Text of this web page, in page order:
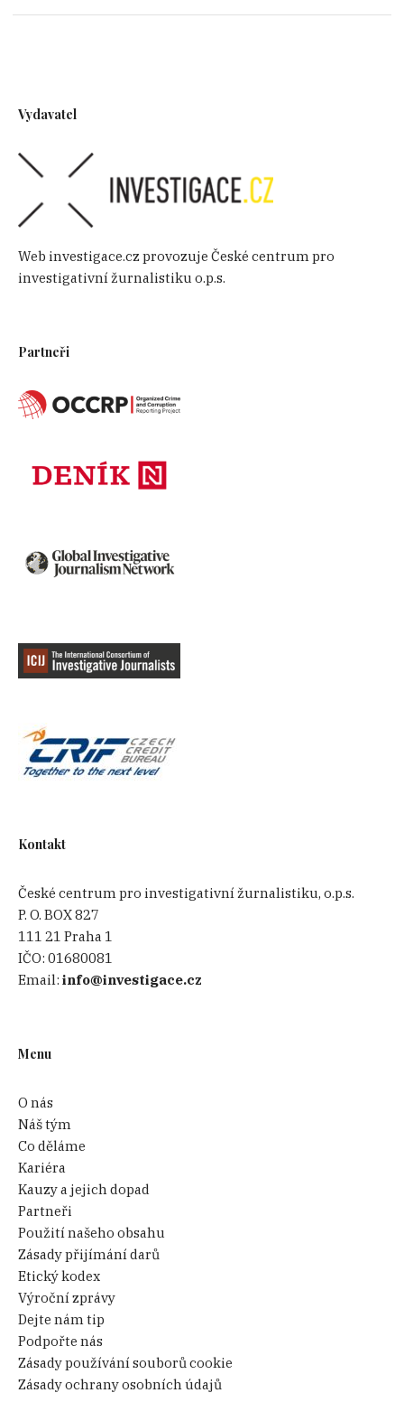
Vydavatel
Web investigace.cz provozuje České centrum pro
investigativní žurnalistiku o.p.s.
Partneři
Kontakt
České centrum pro investigativní žurnalistiku, o.p.s.
P. O. BOX 827
111 21 Praha 1
IČO:01680081
Email:info@investigace.cz
Menu
O nás
Náš tým
Co děláme
Kariéra
Kauzy a jejich dopad
Partneři
Použití našeho obsahu
Zásady přijímání darů
Etický kodex
Výroční zprávy
Dejte nám tip
Podpořte nás
Zásady používání souborů cookie
Zásady ochrany osobních údajů